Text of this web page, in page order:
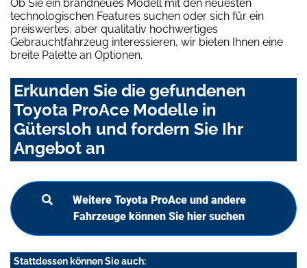
Ob Sie ein brandneues Modell mit den neuesten
technologischen Features suchen oder sich für ein
preiswertes, aber qualitativ hochwertiges
Gebrauchtfahrzeug interessieren, wir bieten Ihnen eine
breite Palette an Optionen.
Erkunden Sie die gefundenen
Toyota ProAce Modelle in
Gütersloh und fordern Sie Ihr
Angebot an
Weitere Toyota ProAce und andere
Fahrzeuge können Sie hier suchen
Stattdessen können Sie auch: